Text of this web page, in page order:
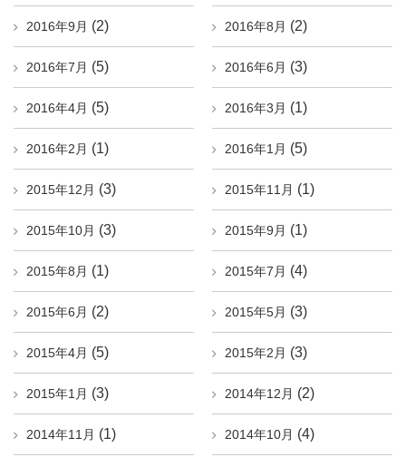
2016年9月 (2) 2016年8月 (2)
2016年7月 (5) 2016年6月 (3)
2016年4月 (5) 2016年3月 (1)
2016年2月 (1) 2016年1月 (5)
2015年12月 (3) 2015年11月 (1)
2015年10月 (3) 2015年9月 (1)
2015年8月 (1) 2015年7月 (4)
2015年6月 (2) 2015年5月 (3)
2015年4月 (5) 2015年2月 (3)
2015年1月 (3) 2014年12月 (2)
2014年11月 (1) 2014年10月 (4)